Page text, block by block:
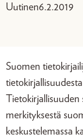
Uutinen6.2.2019
Suomen
Tietokirjallisuuden
merkityksestä
keskustelemassa